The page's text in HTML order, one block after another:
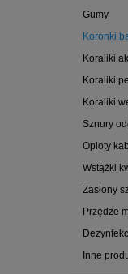
Gumy
Koronki
Koraliki
Koraliki
Koraliki
Sznury
Oploty
Wstążki
Zasłony
Przędze
Inne